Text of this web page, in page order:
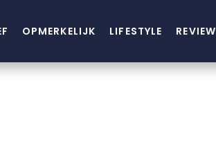
OPMERKELIJK LIFESTYLE REVIEW